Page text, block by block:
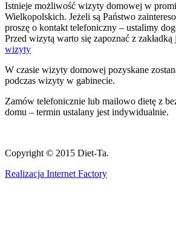
Istnieje możliwość wizyty domowej w
Wielkopolskich. Jeżeli są Państwo
proszę o kontakt telefoniczny – ustalimy
Przed wizytą warto się zapoznać z zakładką
wizyty
W czasie wizyty domowej pozyskane
podczas wizyty w gabinecie.
Zamów telefonicznie lub mailowo dietę z
domu – termin ustalany jest indywidualnie.
Copyright © 2015 Diet-Ta.
Realizacja Internet Factory